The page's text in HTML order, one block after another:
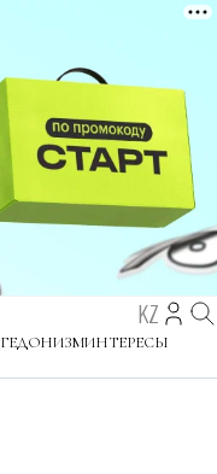
KZ
ГЕДОНИЗМИНТЕРЕСЫ